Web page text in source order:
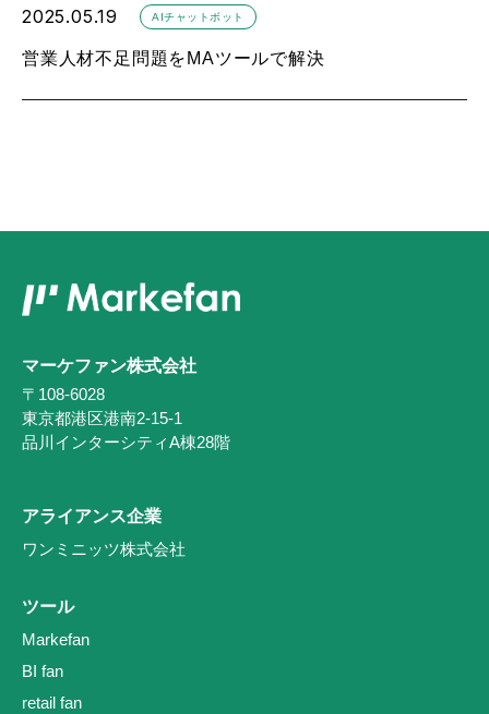
2025.05.19 AIチャットボット
営業人材不足問題をMAツールで解決
マーケファン株式会社
〒108-6028
東京都港区港南2-15-1
品川インターシティA棟28階
アライアンス企業
ワンミニッツ株式会社
ツール
Markefan
BI fan
retail fan